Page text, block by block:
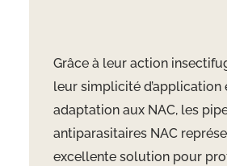
Grâce à leur action
leur simplicité d’application
adaptation aux NAC, les
antiparasitaires NAC
excellente solution pour